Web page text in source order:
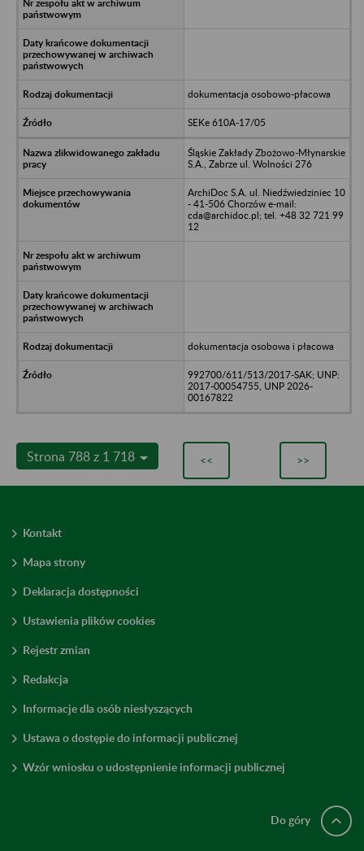
dokumentacja osobowo-płacowa
SEKe 610A-17/05
Śląskie Zakłady Zbożowo-Młynarskie
S.A., Zabrze ul. Wolności 276
ArchiDoc S.A. ul. Niedźwiedziniec 10
- 41-506 Chorzów e-mail:
cda@archidoc.pl; tel. +48 32 721 99
12
dokumentacja osobowa i płacowa
992700/611/513/2017-SAK; UNP:
2017-00054755, UNP 2026-
00167822
Strona 788 z 1 718 << >>
Kontakt
Mapa strony
Deklaracja dostępności
Ustawienia plików cookies
Rejestr zmian
Redakcja
Informacje dla osób niesłyszących
Ustawa o dostępie do informacji publicznej
Wzór wniosku o udostępnienie informacji publicznej
Do góry